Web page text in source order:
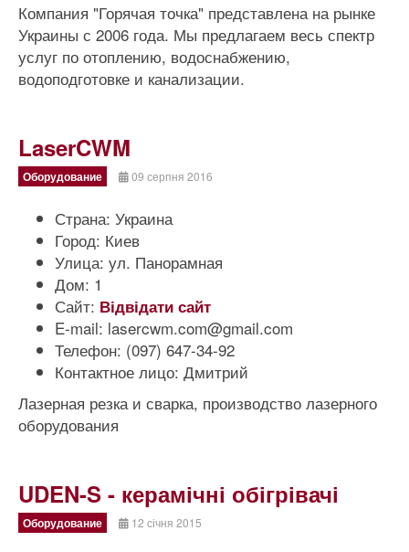
Компания "Горячая точка" представлена на рынке
Украины с 2006 года. Мы предлагаем весь спектр
услуг по отоплению, водоснабжению,
водоподготовке и канализации.
LaserCWM
Оборудование 09 серпня 2016
Страна: Украина
Город: Киев
Улица: ул. Панорамная
Дом: 1
Сайт: Відвідати сайт
E-mail: lasercwm.com@gmail.com
Телефон: (097) 647-34-92
Контактное лицо: Дмитрий
Лазерная резка и сварка, производство лазерного
оборудования
UDEN-S - керамічні обігрівачі
Оборудование 12 січня 2015